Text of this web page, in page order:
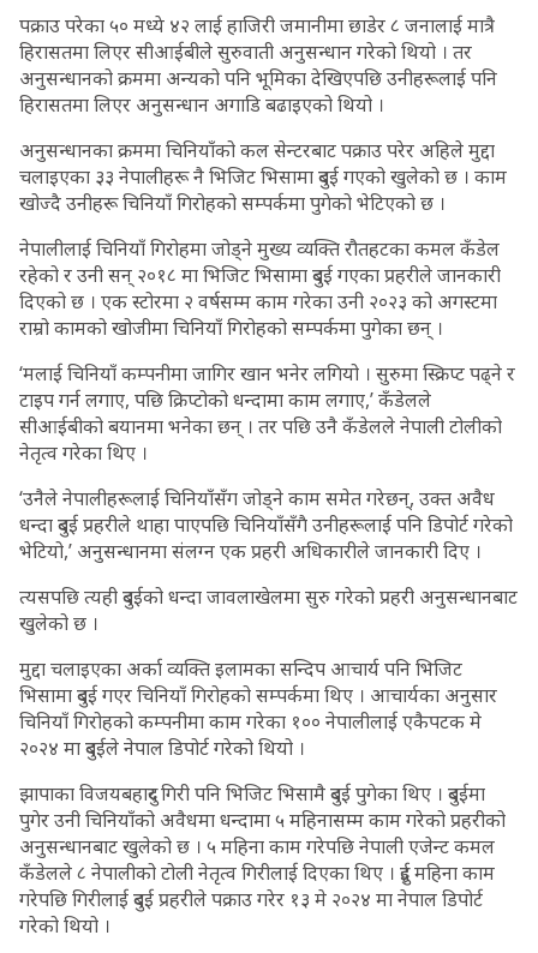
पक्राउ परेका ५० मध्ये ४२ लाई हाजिरी जमानीमा छाडेर ८ जनालाई मात्रै
हिरासतमा लिएर सीआईबीले सुरुवाती अनुसन्धान गरेको थियो । तर
अनुसन्धानको क्रममा अन्यको पनि भूमिका देखिएपछि उनीहरूलाई पनि
हिरासतमा लिएर अनुसन्धान अगाडि बढाइएको थियो ।
अनुसन्धानका क्रममा चिनियाँको कल सेन्टरबाट पक्राउ परेर अहिले मुद्दा
चलाइएका ३३ नेपालीहरू नै भिजिट भिसामा दुबई गएको खुलेको छ । काम
खोज्दै उनीहरू चिनियाँ गिरोहको सम्पर्कमा पुगेको भेटिएको छ ।
नेपालीलाई चिनियाँ गिरोहमा जोड्ने मुख्य व्यक्ति रौतहटका कमल कँडेल
रहेको र उनी सन् २०१८ मा भिजिट भिसामा दुबई गएका प्रहरीले जानकारी
दिएको छ । एक स्टोरमा २ वर्षसम्म काम गरेका उनी २०२३ को अगस्टमा
राम्रो कामको खोजीमा चिनियाँ गिरोहको सम्पर्कमा पुगेका छन् ।
‘मलाई चिनियाँ कम्पनीमा जागिर खान भनेर लगियो । सुरुमा स्क्रिप्ट पढ्ने र
टाइप गर्न लगाए, पछि क्रिप्टोको धन्दामा काम लगाए,’ कँडेलले
सीआईबीको बयानमा भनेका छन् । तर पछि उनै कँडेलले नेपाली टोलीको
नेतृत्व गरेका थिए ।
‘उनैले नेपालीहरूलाई चिनियाँसँग जोड्ने काम समेत गरेछन्, उक्त अवैध
धन्दा दुबई प्रहरीले थाहा पाएपछि चिनियाँसँगै उनीहरूलाई पनि डिपोर्ट गरेको
भेटियो,’ अनुसन्धानमा संलग्न एक प्रहरी अधिकारीले जानकारी दिए ।
त्यसपछि त्यही दुबईको धन्दा जावलाखेलमा सुरु गरेको प्रहरी अनुसन्धानबाट
खुलेको छ ।
मुद्दा चलाइएका अर्का व्यक्ति इलामका सन्दिप आचार्य पनि भिजिट
भिसामा दुबई गएर चिनियाँ गिरोहको सम्पर्कमा थिए । आचार्यका अनुसार
चिनियाँ गिरोहको कम्पनीमा काम गरेका १०० नेपालीलाई एकैपटक मे
२०२४ मा दुबईले नेपाल डिपोर्ट गरेको थियो ।
झापाका विजयबहादुर गिरी पनि भिजिट भिसामै दुबई पुगेका थिए । दुबईमा
पुगेर उनी चिनियाँको अवैधमा धन्दामा ५ महिनासम्म काम गरेको प्रहरीको
अनुसन्धानबाट खुलेको छ । ५ महिना काम गरेपछि नेपाली एजेन्ट कमल
कँडेलले ८ नेपालीको टोली नेतृत्व गिरीलाई दिएका थिए । दुई महिना काम
गरेपछि गिरीलाई दुबई प्रहरीले पक्राउ गरेर १३ मे २०२४ मा नेपाल डिपोर्ट
गरेको थियो ।